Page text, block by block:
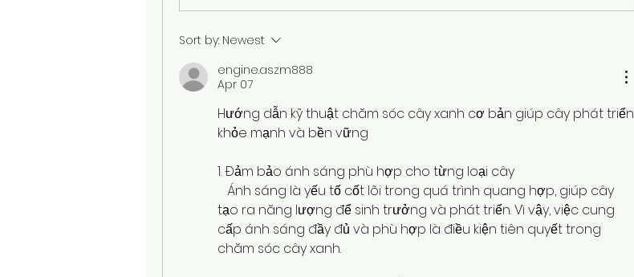
Sort by: Newest
engine.aszm888
Apr 07
Hướng dẫn kỹ thuật chăm sóc cây xanh cơ bản giúp cây phát triển
khỏe mạnh và bền vững
1. Đảm bảo ánh sáng phù hợp cho từng loại cây
Ánh sáng là yếu tố cốt lõi trong quá trình quang hợp, giúp cây
tạo ra năng lượng để sinh trưởng và phát triển. Vì vậy, việc cung
cấp ánh sáng đầy đủ và phù hợp là điều kiện tiên quyết trong
chăm sóc cây xanh.